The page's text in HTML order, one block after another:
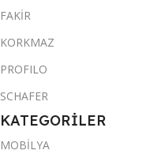
FAKİR
KORKMAZ
PROFILO
SCHAFER
KATEGORİLER
MOBİLYA